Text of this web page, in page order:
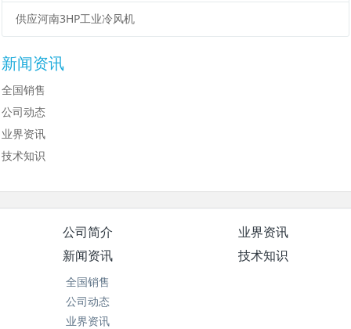
供应河南3HP工业冷风机
新闻资讯
全国销售
公司动态
业界资讯
技术知识
公司简介
业界资讯
新闻资讯
全国销售
公司动态
业界资讯
技术知识